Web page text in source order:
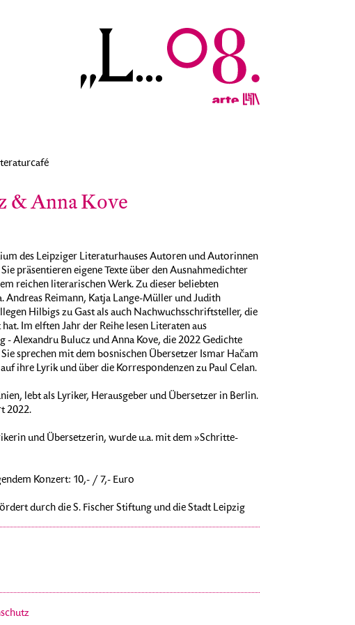
& Anna Kove
des Leipziger Literaturhauses Autoren und Autorinnen
präsentieren eigene Texte über den Ausnahmedichter
reichen literarischen Werk. Zu dieser beliebten
Andreas Reimann, Katja Lange-Müller und Judith
Hilbigs zu Gast als auch Nachwuchsschriftsteller, die
Im elften Jahr der Reihe lesen Literaten aus
Alexandru Bulucz und Anna Kove, die 2022 Gedichte
sprechen mit dem bosnischen Übersetzer Ismar Hačam
ihre Lyrik und über die Korrespondenzen zu Paul Celan.
lebt als Lyriker, Herausgeber und Übersetzer in Berlin.
2022.
und Übersetzerin, wurde u.a. mit dem »Schritte-
Konzert: 10,- / 7,- Euro
durch die S. Fischer Stiftung und die Stadt Leipzig